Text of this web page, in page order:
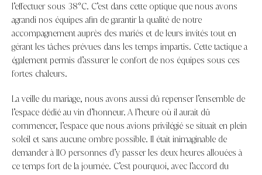
l’effectuer sous 38°C. C’est dans cette optique que nous avons
agrandi nos équipes afin de garantir la qualité de notre
accompagnement auprès des mariés et de leurs invités tout en
gérant les tâches prévues dans les temps impartis. Cette tactique a
également permis d’assurer le confort de nos équipes sous ces
fortes chaleurs.
La veille du mariage, nous avons aussi dû repenser l’ensemble de
l’espace dédié au vin d’honneur. A l’heure où il aurait dû
commencer, l’espace que nous avions privilégié se situait en plein
soleil et sans aucune ombre possible. Il était inimaginable de
demander à 110 personnes d’y passer les deux heures allouées à
ce temps fort de la journée. C’est pourquoi, avec l’accord du